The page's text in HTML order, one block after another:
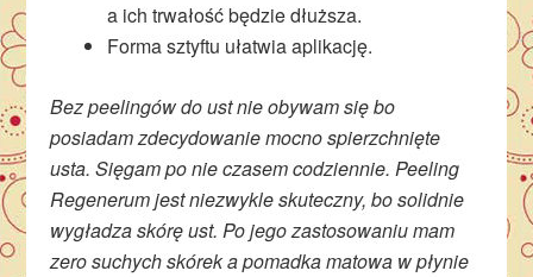
a ich trwałość będzie dłuższa.
Forma sztyftu ułatwia aplikację.
Bez peelingów do ust nie obywam się bo
posiadam zdecydowanie mocno spierzchnięte
usta. Sięgam po nie czasem codziennie. Peeling
Regenerum jest niezwykle skuteczny, bo solidnie
wygładza skórę ust. Po jego zastosowaniu mam
zero suchych skórek a pomadka matowa w płynie